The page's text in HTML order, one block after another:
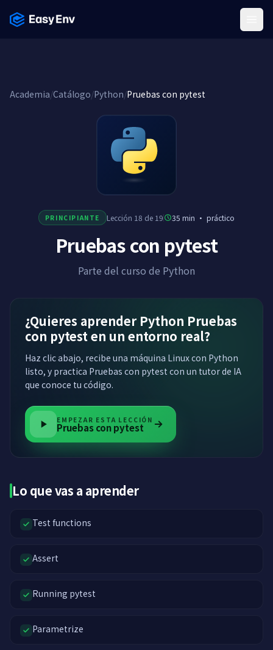
Academia/Catálogo/Python/Pruebas con pytest
PRINCIPIANTE Lección 18 de 19 35 min ·práctico
Pruebas con pytest
Parte del curso de Python
¿Quieres aprender Python Pruebas
con pytest en un entorno real?
Haz clic abajo, recibe una máquina Linux con Python
listo, y practica Pruebas con pytest con un tutor de IA
que conoce tu código.
EMPEZAR ESTA LECCIÓN
Pruebas con pytest
Lo que vas a aprender
Test functions
Assert
Running pytest
Parametrize